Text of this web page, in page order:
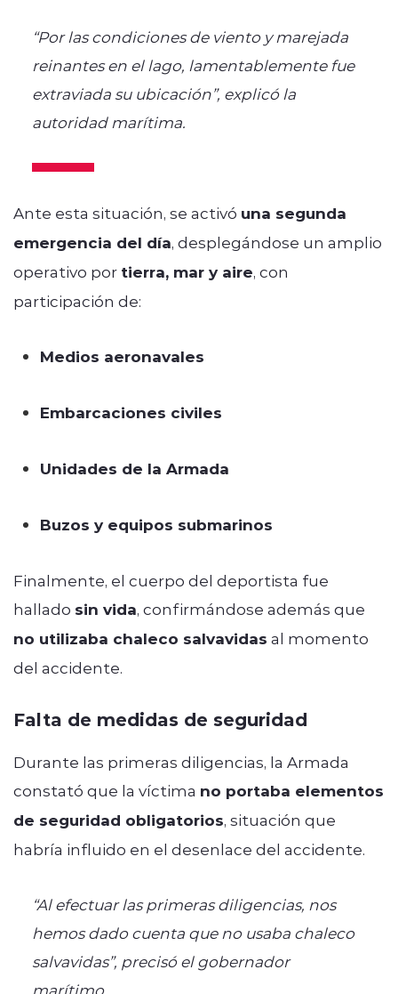
“Por las condiciones de viento y marejada
reinantes en el lago, lamentablemente fue
extraviada su ubicación”, explicó la
autoridad marítima.
Ante esta situación, se activó una segunda
emergencia del día, desplegándose un amplio
operativo por tierra, mar y aire, con
participación de:
Medios aeronavales
Embarcaciones civiles
Unidades de la Armada
Buzos y equipos submarinos
Finalmente, el cuerpo del deportista fue
hallado sin vida, confirmándose además que
no utilizaba chaleco salvavidas al momento
del accidente.
Falta de medidas de seguridad
Durante las primeras diligencias, la Armada
constató que la víctima no portaba elementos
de seguridad obligatorios, situación que
habría influido en el desenlace del accidente.
“Al efectuar las primeras diligencias, nos
hemos dado cuenta que no usaba chaleco
salvavidas”, precisó el gobernador
marítimo.